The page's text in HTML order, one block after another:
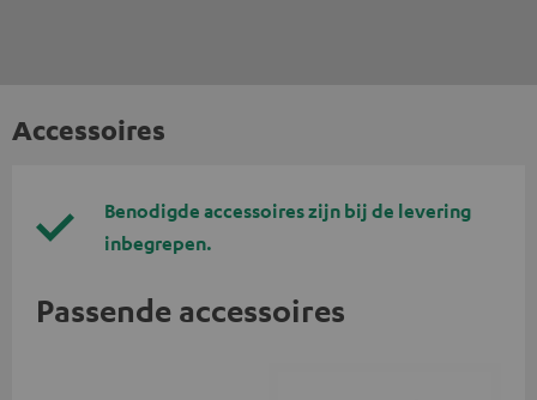
Accessoires
Benodigde accessoires zijn bij de levering
inbegrepen.
Passende accessoires